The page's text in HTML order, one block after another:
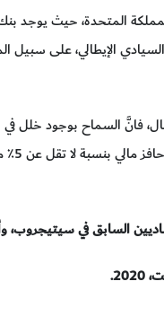
المتحدة، حيث يوجد بنك
الإيطالي، على سبيل
فانَّ السماح بوجود خلل في
السابق في سيتيجروب،